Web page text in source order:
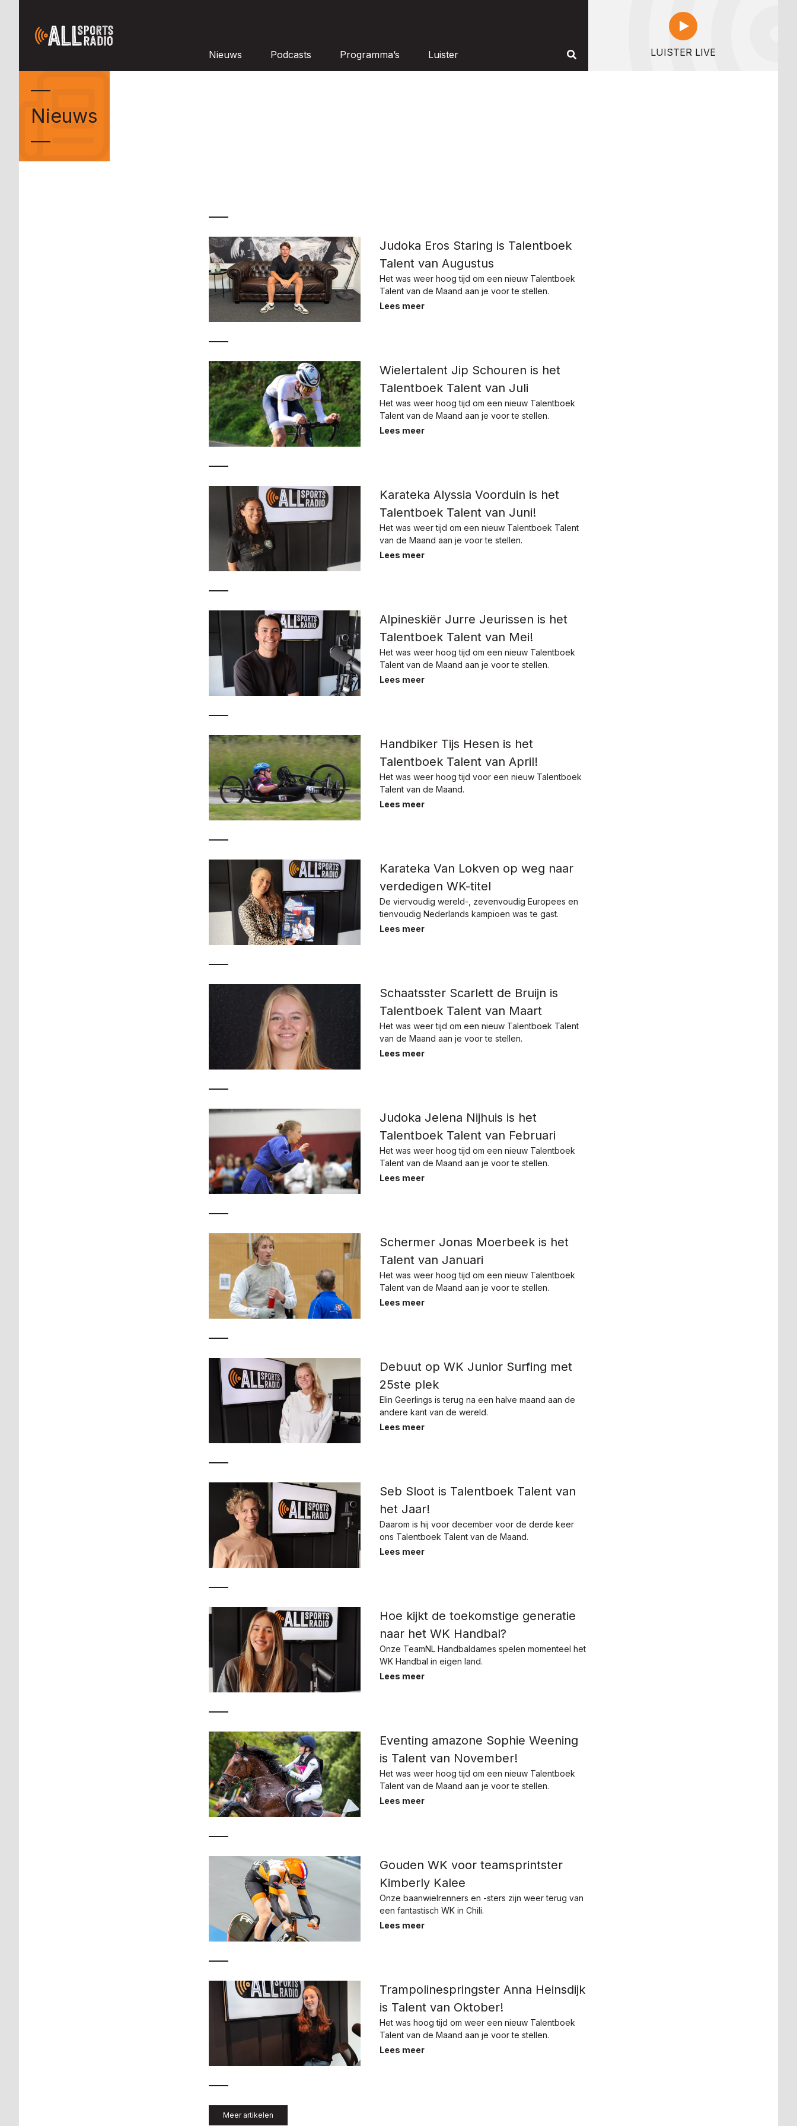
Nieuws Podcasts Programma’s Luister LUISTER LIVE
Nieuws
Judoka Eros Staring is Talentboek
Talent van Augustus
Het was weer hoog tijd om een nieuw Talentboek
Talent van de Maand aan je voor te stellen.
Lees meer
Wielertalent Jip Schouren is het
Talentboek Talent van Juli
Het was weer hoog tijd om een nieuw Talentboek
Talent van de Maand aan je voor te stellen.
Lees meer
Karateka Alyssia Voorduin is het
Talentboek Talent van Juni!
Het was weer tijd om een nieuw Talentboek Talent
van de Maand aan je voor te stellen.
Lees meer
Alpineskiër Jurre Jeurissen is het
Talentboek Talent van Mei!
Het was weer hoog tijd om een nieuw Talentboek
Talent van de Maand aan je voor te stellen.
Lees meer
Handbiker Tijs Hesen is het
Talentboek Talent van April!
Het was weer hoog tijd voor een nieuw Talentboek
Talent van de Maand.
Lees meer
Karateka Van Lokven op weg naar
verdedigen WK-titel
De viervoudig wereld-, zevenvoudig Europees en
tienvoudig Nederlands kampioen was te gast.
Lees meer
Schaatsster Scarlett de Bruijn is
Talentboek Talent van Maart
Het was weer tijd om een nieuw Talentboek Talent
van de Maand aan je voor te stellen.
Lees meer
Judoka Jelena Nijhuis is het
Talentboek Talent van Februari
Het was weer hoog tijd om een nieuw Talentboek
Talent van de Maand aan je voor te stellen.
Lees meer
Schermer Jonas Moerbeek is het
Talent van Januari
Het was weer hoog tijd om een nieuw Talentboek
Talent van de Maand aan je voor te stellen.
Lees meer
Debuut op WK Junior Surfing met
25ste plek
Elin Geerlings is terug na een halve maand aan de
andere kant van de wereld.
Lees meer
Seb Sloot is Talentboek Talent van
het Jaar!
Daarom is hij voor december voor de derde keer
ons Talentboek Talent van de Maand.
Lees meer
Hoe kijkt de toekomstige generatie
naar het WK Handbal?
Onze TeamNL Handbaldames spelen momenteel het
WK Handbal in eigen land.
Lees meer
Eventing amazone Sophie Weening
is Talent van November!
Het was weer hoog tijd om een nieuw Talentboek
Talent van de Maand aan je voor te stellen.
Lees meer
Gouden WK voor teamsprintster
Kimberly Kalee
Onze baanwielrenners en -sters zijn weer terug van
een fantastisch WK in Chili.
Lees meer
Trampolinespringster Anna Heinsdijk
is Talent van Oktober!
Het was hoog tijd om weer een nieuw Talentboek
Talent van de Maand aan je voor te stellen.
Lees meer
Meer artikelen